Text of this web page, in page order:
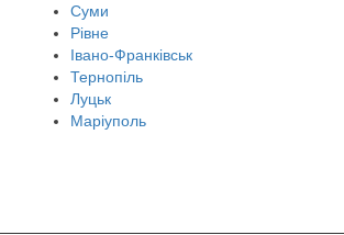
Суми
Рівне
Івано-Франківськ
Тернопіль
Луцьк
Маріуполь